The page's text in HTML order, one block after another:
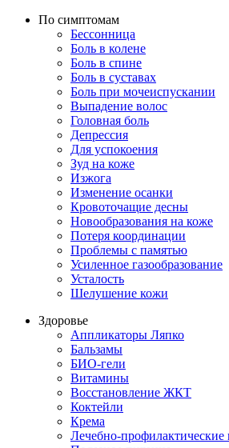
По симптомам
Бессонница
Боль в колене
Боль в спине
Боль в суставах
Боль при мочеиспускании
Выпадение волос
Головная боль
Депрессия
Для успокоения
Зуд на коже
Изжога
Изменение осанки
Кровоточащие десны
Новообразования на коже
Потеря координации
Проблемы с памятью
Усиленное газообразование
Усталость
Шелушение кожи
Здоровье
Аппликаторы Ляпко
Бальзамы
БИО-гели
Витамины
Восстановление ЖКТ
Коктейли
Крема
Лечебно-профилактические